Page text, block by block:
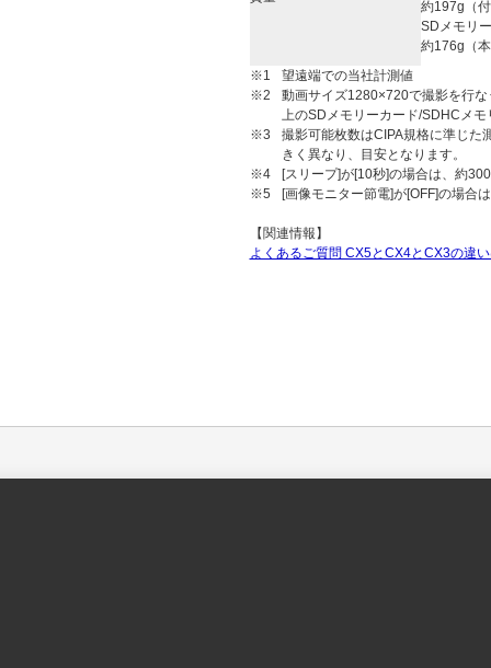
約197g（
SDメモリ
約176g（
※1
望遠端での当社計測値
※2
動画サイズ1280×720で撮影を行
上のSDメモリーカード/SDHCメ
※3
撮影可能枚数はCIPA規格に準じた
きく異なり、目安となります。
※4
[スリープ]が[10秒]の場合は、約
※5
[画像モニター節電]が[OFF]の場合
【関連情報】
よくあるご質問 CX5とCX4とCX3の違